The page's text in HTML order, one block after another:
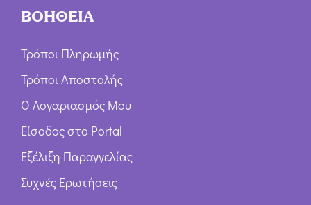
ΒΟΗΘΕΙΑ
Τρόποι Πληρωμής
Τρόποι Αποστολής
Ο Λογαριασμός Μου
Είσοδος στο Portal
Εξέλιξη Παραγγελίας
Συχνές Ερωτήσεις